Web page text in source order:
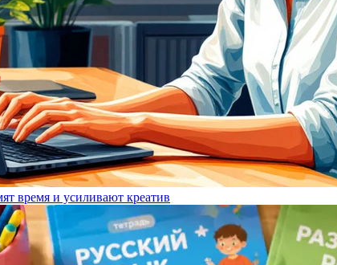
время и усиливают креатив